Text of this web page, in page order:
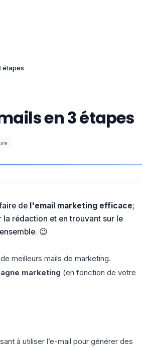
étapes
en 3 étapes
del'email marketing efficace;
la rédaction et en trouvant sur le
😉
meilleurs mails de marketing.
marketing (en fonction de votre
à utiliser l’e-mail pour générer des